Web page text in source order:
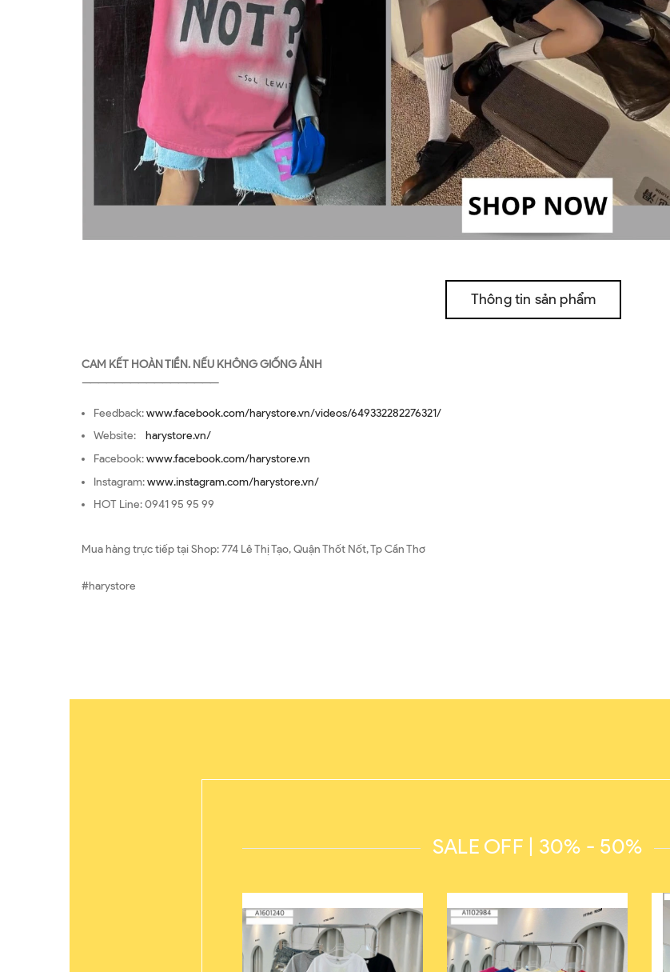
Thông tin sản phẩm
CAM KẾT HOÀN TIỀN. NẾU KHÔNG GIỐNG ẢNH
—————————————————
Feedback:www.facebook.com/harystore.vn/videos/649332282276321/
Website: harystore.vn/
Facebook:www.facebook.com/harystore.vn
Instagram:www.instagram.com/harystore.vn/
HOT Line: 0941 95 95 99
Mua hàng trực tiếp tại Shop: 774 Lê Thị Tạo, Quận Thốt Nốt, Tp Cần Thơ
#harystore
SALE OFF | 30% - 50%